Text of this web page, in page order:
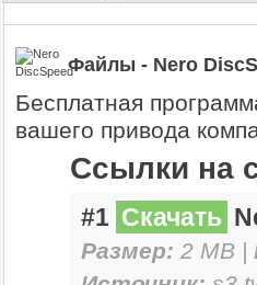
Файлы - Nero
Бесплатная
вашего привода
Ссылки на
#1 Скачать
Размер: 2 MB |